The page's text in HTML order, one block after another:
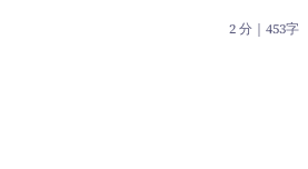
2 分 ｜ 453字